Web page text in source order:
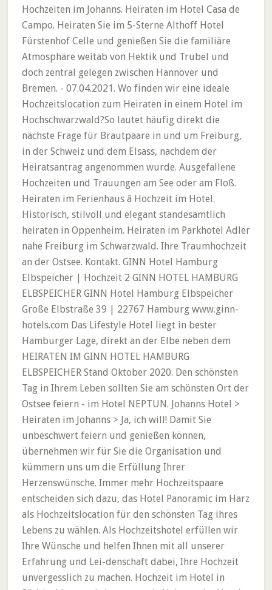
Hochzeiten im Johanns. Heiraten im Hotel Casa de
Campo. Heiraten Sie im 5-Sterne Althoff Hotel
Fürstenhof Celle und genießen Sie die familiäre
Atmosphäre weitab von Hektik und Trubel und
doch zentral gelegen zwischen Hannover und
Bremen. - 07.04.2021. Wo finden wir eine ideale
Hochzeitslocation zum Heiraten in einem Hotel im
Hochschwarzwald?So lautet häufig direkt die
nächste Frage für Brautpaare in und um Freiburg,
in der Schweiz und dem Elsass, nachdem der
Heiratsantrag angenommen wurde. Ausgefallene
Hochzeiten und Trauungen am See oder am Floß.
Heiraten im Ferienhaus â Hochzeit im Hotel.
Historisch, stilvoll und elegant standesamtlich
heiraten in Oppenheim. Heiraten im Parkhotel Adler
nahe Freiburg im Schwarzwald. Ihre Traumhochzeit
an der Ostsee. Kontakt. GINN Hotel Hamburg
Elbspeicher | Hochzeit 2 GINN HOTEL HAMBURG
ELBSPEICHER GINN Hotel Hamburg Elbspeicher
Große Elbstraße 39 | 22767 Hamburg www.ginn-
hotels.com Das Lifestyle Hotel liegt in bester
Hamburger Lage, direkt an der Elbe neben dem
HEIRATEN IM GINN HOTEL HAMBURG
ELBSPEICHER Stand Oktober 2020. Den schönsten
Tag in Ihrem Leben sollten Sie am schönsten Ort der
Ostsee feiern - im Hotel NEPTUN. Johanns Hotel >
Heiraten im Johanns > Ja, ich will! Damit Sie
unbeschwert feiern und genießen können,
übernehmen wir für Sie die Organisation und
kümmern uns um die Erfüllung Ihrer
Herzenswünsche. Immer mehr Hochzeitspaare
entscheiden sich dazu, das Hotel Panoramic im Harz
als Hochzeitslocation für den schönsten Tag ihres
Lebens zu wählen. Als Hochzeitshotel erfüllen wir
Ihre Wünsche und helfen Ihnen mit all unserer
Erfahrung und Lei-denschaft dabei, Ihre Hochzeit
unvergesslich zu machen. Hochzeit im Hotel in